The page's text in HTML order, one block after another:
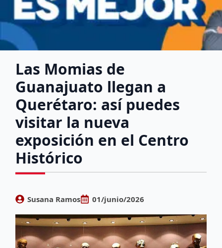
Las Momias de
Guanajuato llegan a
Querétaro: así puedes
visitar la nueva
exposición en el Centro
Histórico
Susana Ramos 01/junio/2026